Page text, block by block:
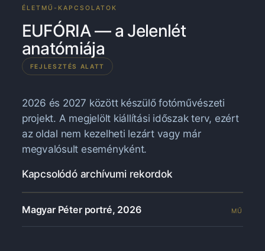
ÉLETMŰ-KAPCSOLATOK
EUFÓRIA — a Jelenlét
anatómiája
FEJLESZTÉS ALATT
2026 és 2027 között készülő fotóművészeti
projekt. A megjelölt kiállítási időszak terv, ezért
az oldal nem kezelheti lezárt vagy már
megvalósult eseményként.
Kapcsolódó archívumi rekordok
Magyar Péter portré, 2026 MŰ